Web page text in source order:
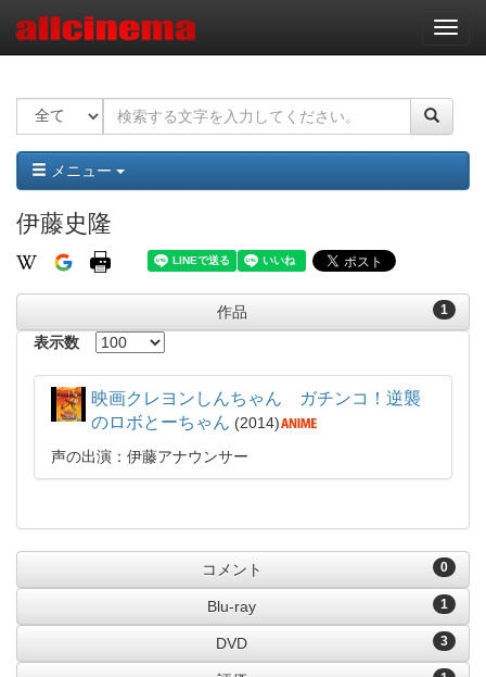
ナ
ビ
ー
ョ
ン
メニュー
伊藤史隆
1
作品
表示数
映画クレヨンしんちゃん ガチンコ！逆襲
のロボとーちゃん
2014
声の出演：伊藤アナウンサー
0
コメント
1
Blu-ray
3
DVD